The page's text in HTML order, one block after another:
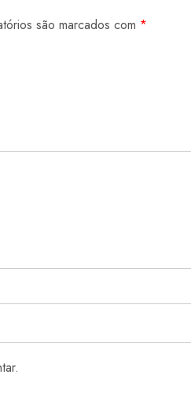
são marcados com *